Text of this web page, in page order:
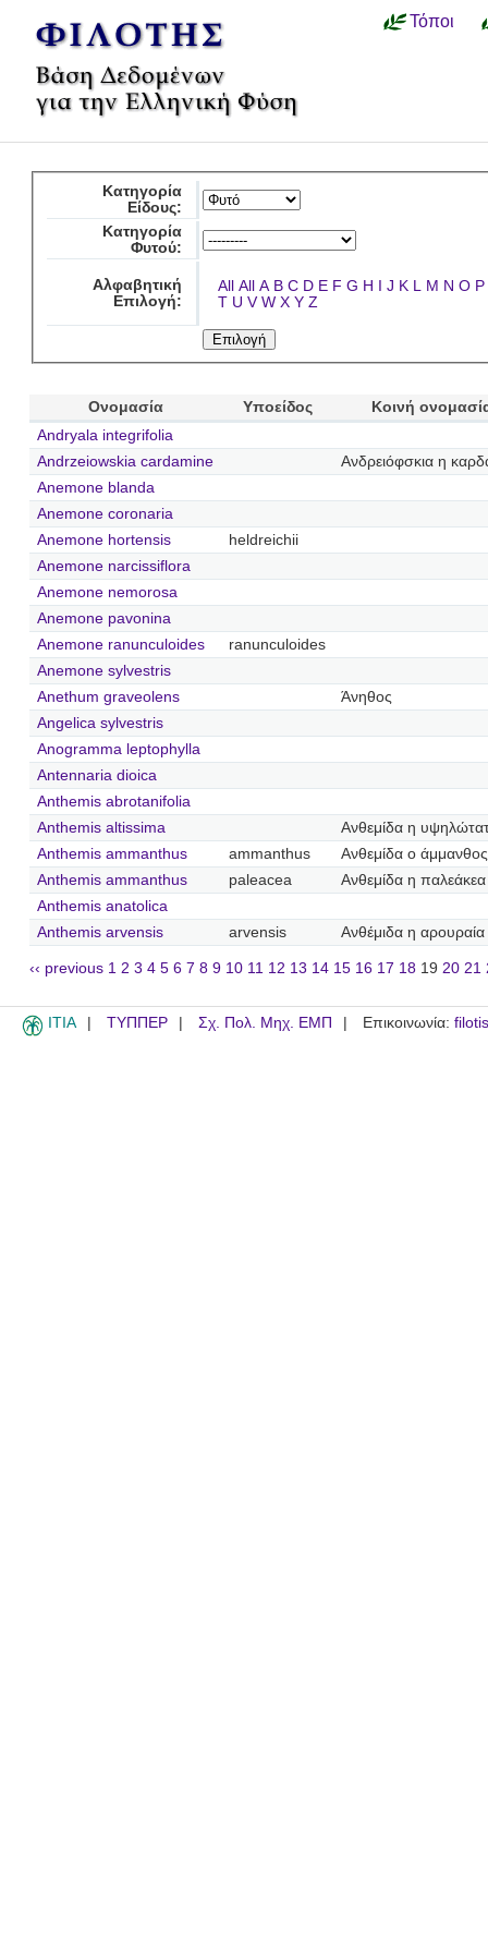
Τόποι
Κατηγορία
Είδους:
Κατηγορία
Φυτού:
Αλφαβητική
Επιλογή:
All All A B C D E F G H I J K L M N O P
T U V W X Y Z
Ονομασία Υποείδος
Κοινή
Andryala integrifolia
Andrzeiowskia cardamine
Ανδρειόφσκια η
Anemone blanda
Anemone coronaria
Anemone hortensis
heldreichii
Anemone narcissiflora
Anemone nemorosa
Anemone pavonina
Anemone ranunculoides
ranunculoides
Anemone sylvestris
Anethum graveolens
Άνηθος
Angelica sylvestris
Anogramma leptophylla
Antennaria dioica
Anthemis abrotanifolia
Anthemis altissima
Ανθεμίδα η
Anthemis ammanthus
ammanthus
Ανθεμίδα ο άμμανθος
Anthemis ammanthus
paleacea
Ανθεμίδα η παλεάκεα
Anthemis anatolica
Anthemis arvensis
arvensis Ανθέμιδα η αρουραία
‹‹ previous 1 2 3 4 5 6 7 8 9 10 11 12 13 14 15 16 17 18 19 20 21
ITIA ΤΥΠΠΕΡ Σχ. Πολ. Μηχ. ΕΜΠ Επικοινωνία: